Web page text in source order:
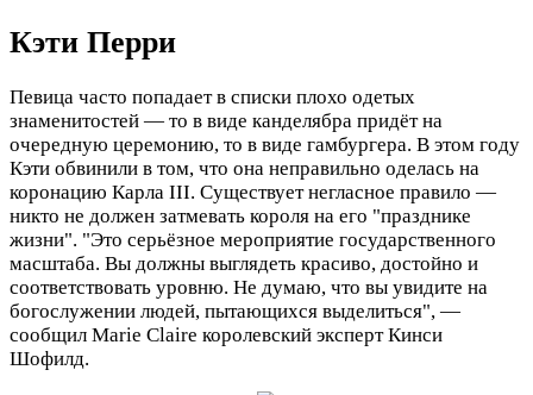
Кэти Перри
Певица часто попадает в списки плохо одетых
знаменитостей — то в виде канделябра придёт на
очередную церемонию, то в виде гамбургера. В этом году
Кэти обвинили в том, что она неправильно оделась на
коронацию Карла III. Существует негласное правило —
никто не должен затмевать короля на его "празднике
жизни". "Это серьёзное мероприятие государственного
масштаба. Вы должны выглядеть красиво, достойно и
соответствовать уровню. Не думаю, что вы увидите на
богослужении людей, пытающихся выделиться", —
сообщил Marie Claire королевский эксперт Кинси
Шофилд.